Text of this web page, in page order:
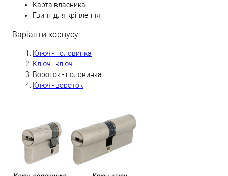
Карта власника
Гвинт для кріплення
Варіанти корпусу:
Ключ - половинка
Ключ - ключ
Вороток - половинка
Ключ - вороток